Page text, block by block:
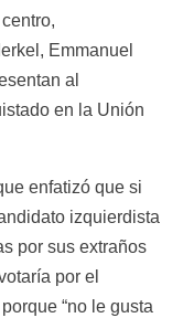
Emmanuel
al
en la Unión
enfatizó que si
izquierdista
por sus extraños
por el
“no le gusta